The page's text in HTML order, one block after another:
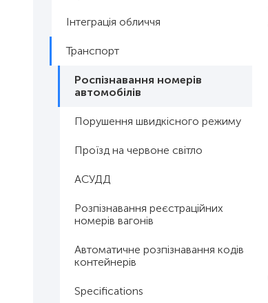
Інтеграція обличчя
Транспорт
Роспізнавання номерів
автомобілів
Порушення швидкісного режиму
Проїзд на червоне світло
АСУДД
Розпізнавання реєстраційних
номерів вагонів
Автоматичне розпізнавання кодів
контейнерів
Specifications